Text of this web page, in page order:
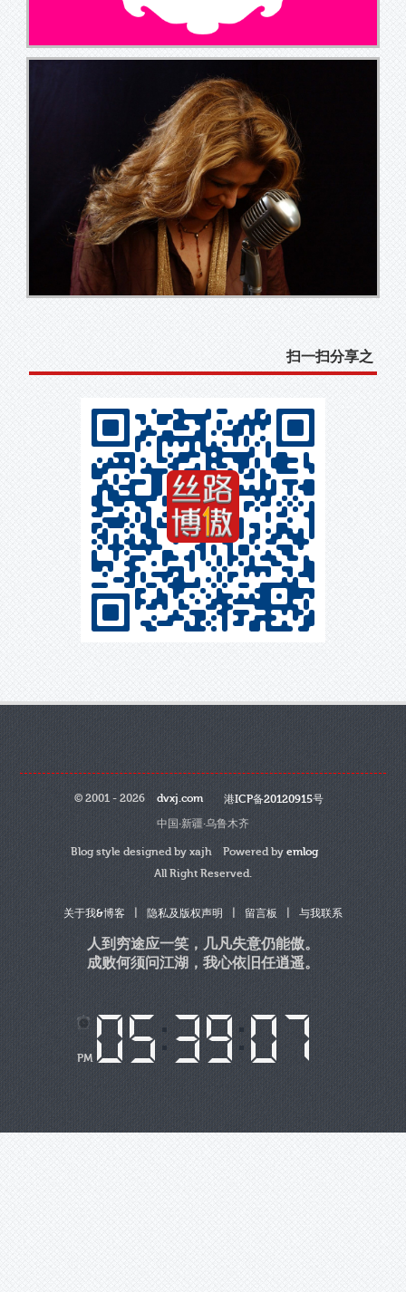
扫一扫分享之
© 2001 - 2026 dvxj.com
港ICP备20120915号
中国·新疆·乌鲁木齐
Blog style designed by xajh Powered by emlog
All Right Reserved.
关于我&博客 | 隐私及版权声明 | 留言板 | 与我联系
人到穷途应一笑，几凡失意仍能傲。
成败何须问江湖，我心依旧任逍遥。
PM